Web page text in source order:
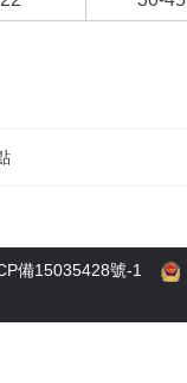
備15035428號-1